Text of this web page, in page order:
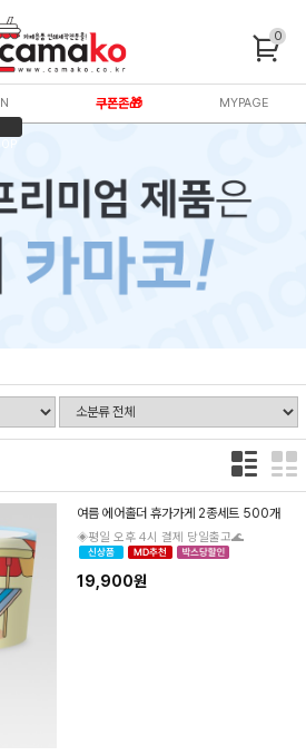
0
쿠폰존🎁 MYPAGE
여름 에어홀더 휴가가게 2종세트 500개
◈평일 오후 4시 결제 당일출고🌊
19,900원